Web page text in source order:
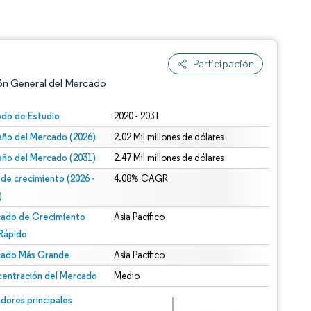
Participación
General del Mercado
de Estudio 2020 - 2031
del Mercado (2026) 2.02 Mil millones de dólares
del Mercado (2031) 2.47 Mil millones de dólares
de crecimiento (2026 -
4.08% CAGR
de Crecimiento
Asia Pacífico
Más Grande Asia Pacífico
del Mercado Medio
principales
© Mordor Intelligence. El uso requiere atribución según CC BY 4.0.
CC BY 4.0.